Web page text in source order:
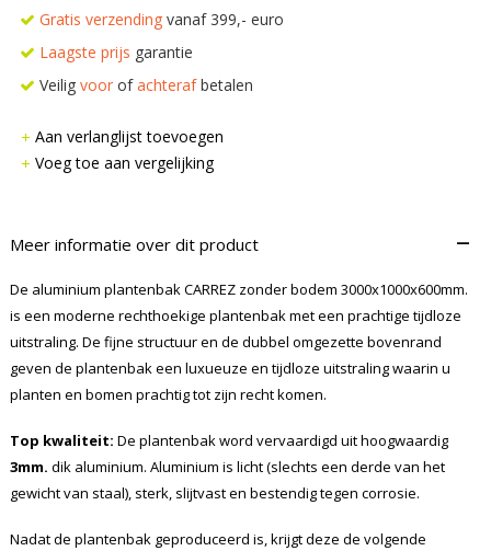
Gratis verzendingvanaf 399,- euro
Laagste prijs garantie
Veilig voorofachterafbetalen
Aan verlanglijst toevoegen
Voeg toe aan vergelijking
Meer informatie over dit product –
De aluminium plantenbak CARREZ zonder bodem 3000x1000x600mm.
is een moderne rechthoekige plantenbak met een prachtige tijdloze
uitstraling. De fijne structuur en de dubbel omgezette bovenrand
geven de plantenbak een luxueuze en tijdloze uitstraling waarin u
planten en bomen prachtig tot zijn recht komen.
Top kwaliteit: De plantenbak word vervaardigd uit hoogwaardig
3mm. dik aluminium. Aluminium is licht (slechts een derde van het
gewicht van staal), sterk, slijtvast en bestendig tegen corrosie.
Nadat de plantenbak geproduceerd is, krijgt deze de volgende